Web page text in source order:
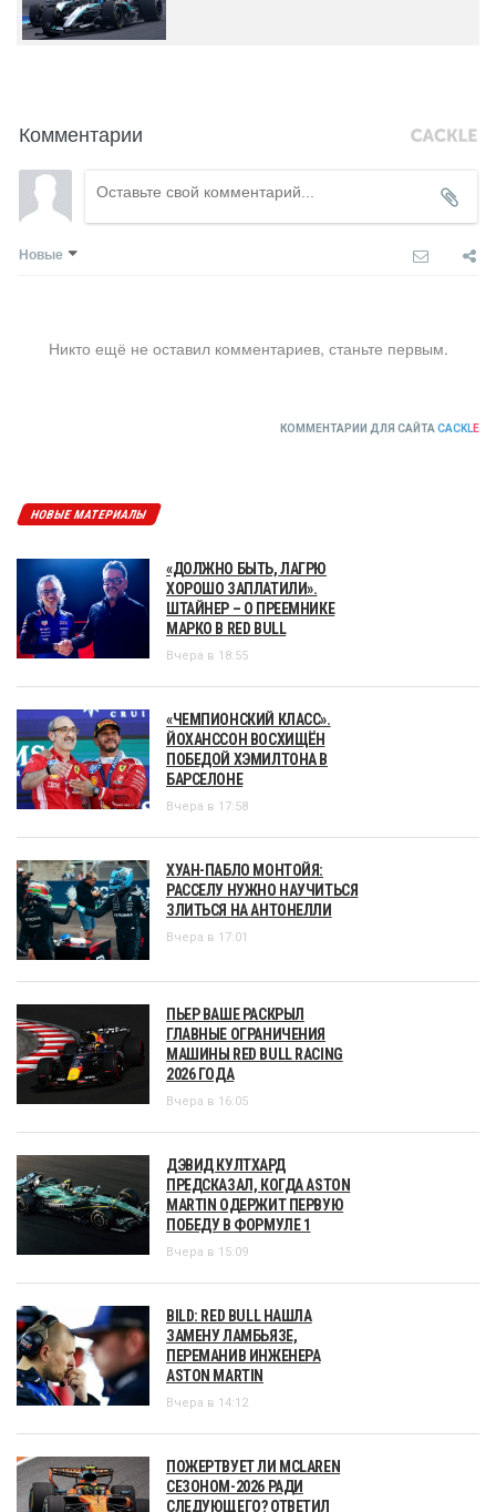
Комментарии
Новые
Никто ещё не оставил комментариев, станьте первым.
КОММЕНТАРИИ ДЛЯ САЙТА CACKLE
НОВЫЕ МАТЕРИАЛЫ
«ДОЛЖНО БЫТЬ, ЛАГРЮ
ХОРОШО ЗАПЛАТИЛИ».
ШТАЙНЕР – О ПРЕЕМНИКЕ
МАРКО В RED BULL
Вчера в 18:55
«ЧЕМПИОНСКИЙ КЛАСС».
ЙОХАНССОН ВОСХИЩЁН
ПОБЕДОЙ ХЭМИЛТОНА В
БАРСЕЛОНЕ
Вчера в 17:58
ХУАН-ПАБЛО МОНТОЙЯ:
РАССЕЛУ НУЖНО НАУЧИТЬСЯ
ЗЛИТЬСЯ НА АНТОНЕЛЛИ
Вчера в 17:01
ПЬЕР ВАШЕ РАСКРЫЛ
ГЛАВНЫЕ ОГРАНИЧЕНИЯ
МАШИНЫ RED BULL RACING
2026 ГОДА
Вчера в 16:05
ДЭВИД КУЛТХАРД
ПРЕДСКАЗАЛ, КОГДА ASTON
MARTIN ОДЕРЖИТ ПЕРВУЮ
ПОБЕДУ В ФОРМУЛЕ 1
Вчера в 15:09
BILD: RED BULL НАШЛА
ЗАМЕНУ ЛАМБЬЯЗЕ,
ПЕРЕМАНИВ ИНЖЕНЕРА
ASTON MARTIN
Вчера в 14:12
ПОЖЕРТВУЕТ ЛИ MCLAREN
СЕЗОНОМ-2026 РАДИ
СЛЕДУЮЩЕГО? ОТВЕТИЛ